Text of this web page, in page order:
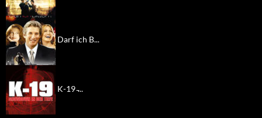
Darf ich B...
K-19 ̵...